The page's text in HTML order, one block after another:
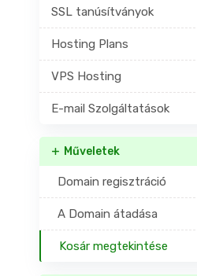
SSL tanúsítványok
Hosting Plans
VPS Hosting
E-mail Szolgáltatások
Műveletek
Domain regisztráció
A Domain átadása
Kosár megtekintése